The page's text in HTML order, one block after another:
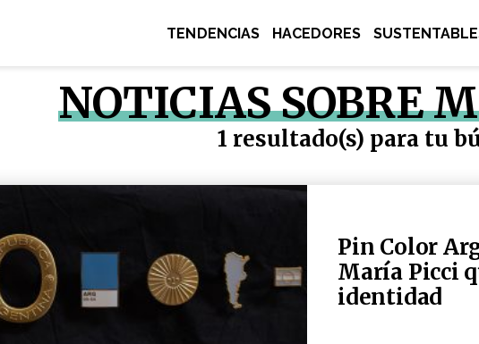
TENDENCIAS HACEDORES
NOTICIAS SOBRE
1 resultado(s) para tu
Pin Color
María Picci
identidad